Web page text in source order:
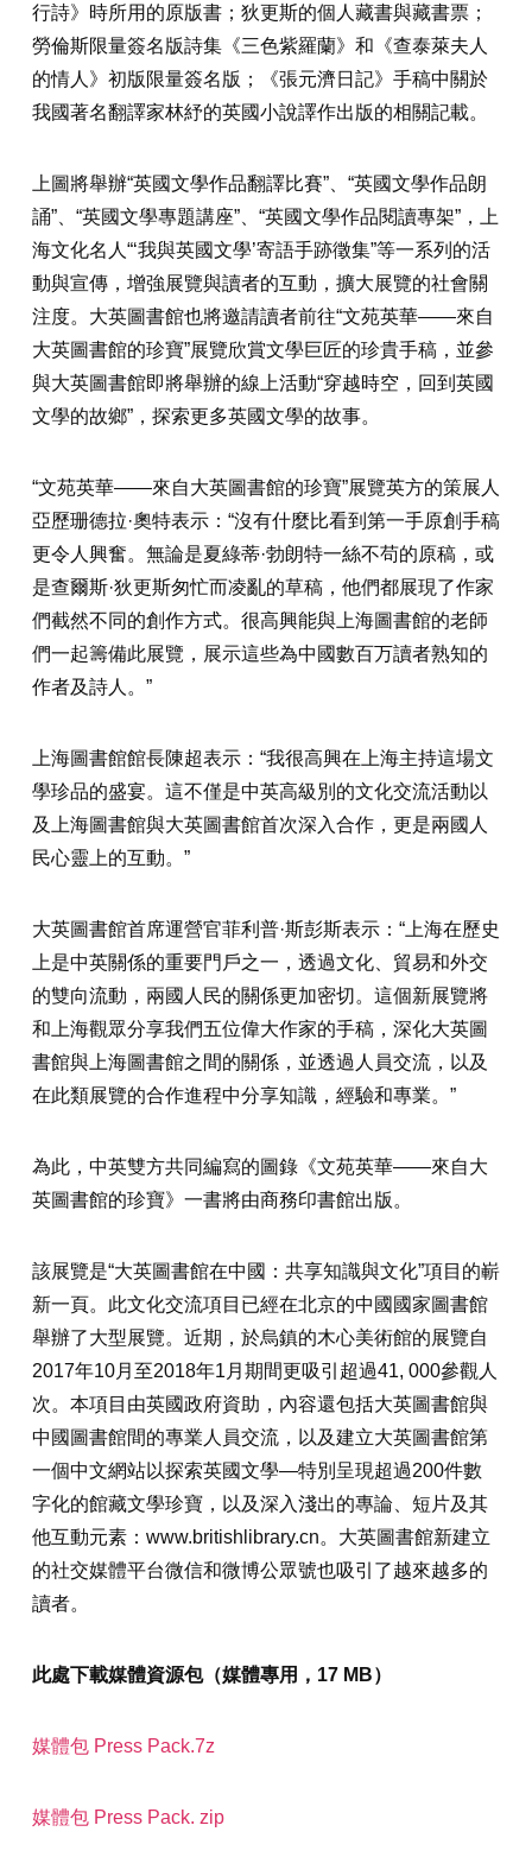
行詩》時所用的原版書；狄更斯的個人藏書與藏書票；
勞倫斯限量簽名版詩集《三色紫羅蘭》和《查泰萊夫人
的情人》初版限量簽名版；《張元濟日記》手稿中關於
我國著名翻譯家林紓的英國小說譯作出版的相關記載。
上圖將舉辦“英國文學作品翻譯比賽”、“英國文學作品朗
誦”、“英國文學專題講座”、“英國文學作品閱讀專架”，上
海文化名人“‘我與英國文學’寄語手跡徵集”等一系列的活
動與宣傳，增強展覽與讀者的互動，擴大展覽的社會關
注度。大英圖書館也將邀請讀者前往“文苑英華——來自
大英圖書館的珍寶”展覽欣賞文學巨匠的珍貴手稿，並參
與大英圖書館即將舉辦的線上活動“穿越時空，回到英國
文學的故鄉”，探索更多英國文學的故事。
“文苑英華——來自大英圖書館的珍寶”展覽英方的策展人
亞歷珊德拉·奧特表示：“沒有什麼比看到第一手原創手稿
更令人興奮。無論是夏綠蒂·勃朗特一絲不苟的原稿，或
是查爾斯·狄更斯匆忙而凌亂的草稿，他們都展現了作家
們截然不同的創作方式。很高興能與上海圖書館的老師
們一起籌備此展覽，展示這些為中國數百万讀者熟知的
作者及詩人。”
上海圖書館館長陳超表示：“我很高興在上海主持這場文
學珍品的盛宴。這不僅是中英高級別的文化交流活動以
及上海圖書館與大英圖書館首次深入合作，更是兩國人
民心靈上的互動。”
大英圖書館首席運營官菲利普·斯彭斯表示：“上海在歷史
上是中英關係的重要門戶之一，透過文化、貿易和外交
的雙向流動，兩國人民的關係更加密切。這個新展覽將
和上海觀眾分享我們五位偉大作家的手稿，深化大英圖
書館與上海圖書館之間的關係，並透過人員交流，以及
在此類展覽的合作進程中分享知識，經驗和專業。”
為此，中英雙方共同編寫的圖錄《文苑英華——來自大
英圖書館的珍寶》一書將由商務印書館出版。
該展覽是“大英圖書館在中國：共享知識與文化”項目的嶄
新一頁。此文化交流項目已經在北京的中國國家圖書館
舉辦了大型展覽。近期，於烏鎮的木心美術館的展覽自
2017年10月至2018年1月期間更吸引超過41, 000參觀人
次。本項目由英國政府資助，內容還包括大英圖書館與
中國圖書館間的專業人員交流，以及建立大英圖書館第
一個中文網站以探索英國文學—特別呈現超過200件數
字化的館藏文學珍寶，以及深入淺出的專論、短片及其
他互動元素：www.britishlibrary.cn。大英圖書館新建立
的社交媒體平台微信和微博公眾號也吸引了越來越多的
讀者。
此處下載媒體資源包（媒體專用，17 MB）
媒體包 Press Pack.7z
媒體包 Press Pack. zip